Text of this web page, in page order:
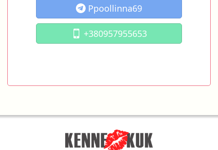
Ppoollinna69
+380957955653